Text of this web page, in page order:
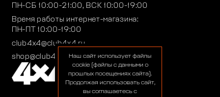
ПН-СБ 10:00-21:00, ВСК 10:00-19:00
Время работы интернет-магазина:
ПН-ПТ 10:00-19:00
club4x4@club4x4.ru
shop@club4x4.ruНаш сайт использует файлы
cookie (файлы с данными о
прошлых посещениях сайта).
Продолжая использовать сайт,
вы соглашаетесь с